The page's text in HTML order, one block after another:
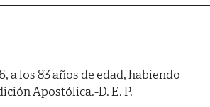
a los 83 años de edad, habiendo
Apostólica.-D. E. P.